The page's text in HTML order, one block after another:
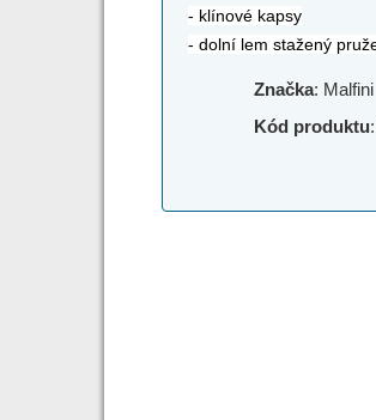
- klínové kapsy
- dolní lem stažený
Značka: Malfini
Kód produktu